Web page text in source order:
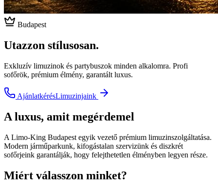
Budapest
Utazzon stílusosan.
Exkluzív limuzinok és partybuszok minden alkalomra. Profi
sofőrök, prémium élmény, garantált luxus.
AjánlatkérésLimuzinjaink
A luxus, amit megérdemel
A Limo-King Budapest egyik vezető prémium limuzinszolgáltatása.
Modern járműparkunk, kifogástalan szervizünk és diszkrét
sofőrjeink garantálják, hogy felejthetetlen élményben legyen része.
Miért válasszon minket?